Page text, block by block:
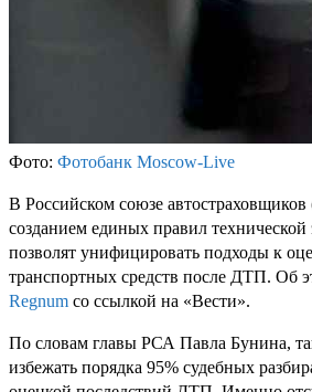
Фото: Фотобанк Moscow-Live
В Российском союзе
созданием единых правил технической
позволят унифицировать подходы к
транспортных средств после ДТП. Об
Regnum со ссылкой на «Вести».
По словам главы РСА Павла Бунина,
избежать порядка 95% судебных